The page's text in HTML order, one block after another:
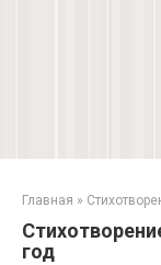
Главная »
год